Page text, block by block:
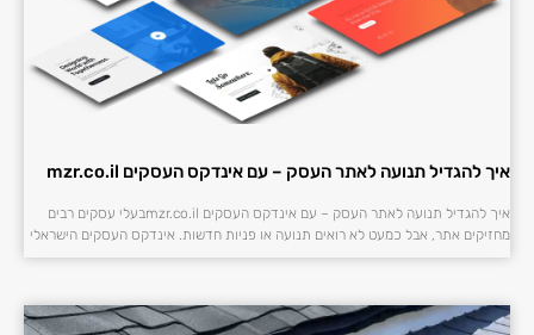
איך להגדיל תנועה לאתר העסק – עם אינדקס העסקים mzr.co.il
איך להגדיל תנועה לאתר העסק – עם אינדקס העסקים mzr.co.ilבעלי עסקים רבים
מחזיקים אתר, אבל כמעט לא רואים תנועה או פניות חדשות. אינדקס העסקים הישראלי